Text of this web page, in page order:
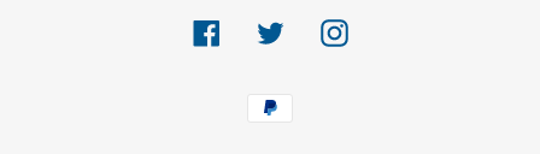
A FacebookTwitterInstagram
Zahlungsmethoden